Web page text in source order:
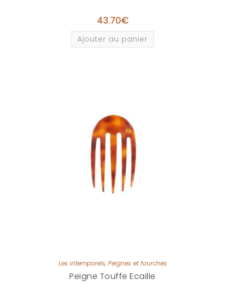
43.70€
Ajouter au panier
Les intemporels, Peignes et fourches
Peigne Touffe Ecaille